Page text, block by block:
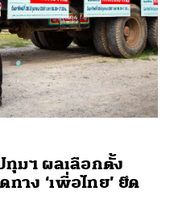
ทุมฯ ผลเลือกตั้ง
าง ‘เพื่อไทย’ ยึด
LINE EMAIL